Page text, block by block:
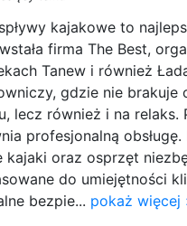
kajakowe to
firma The Best,
Tanew i również
gdzie nie brakuje
lecz również i na relaks.
profesjonalną
oraz osprzęt
do umiejętności
bezpie... pokaż więcej